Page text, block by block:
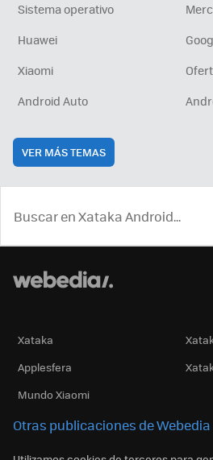
Sistema operativo
Huawei
Xiaomi
Android Auto
VER MÁS TEMAS
Xataka
Applesfera
Mundo Xiaomi
Otras publicaciones de Webedia